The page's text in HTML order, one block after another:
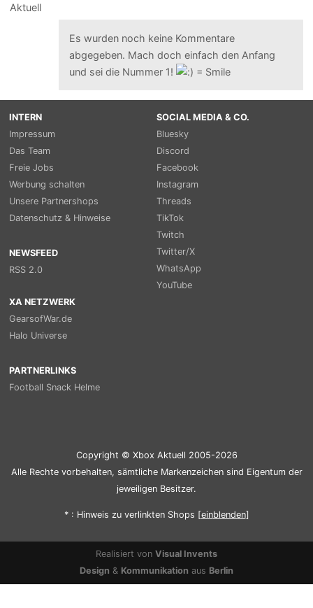
Es wurden noch keine Kommentare
abgegeben. Mach doch einfach den Anfang
und sei die Nummer 1!
INTERN
Impressum
Das Team
Freie Jobs
Werbung schalten
Unsere Partnershops
Datenschutz & Hinweise
NEWSFEED
RSS 2.0
SOCIAL MEDIA & CO.
Bluesky
Discord
Facebook
Instagram
Threads
TikTok
Twitch
Twitter/X
WhatsApp
YouTube
XA NETZWERK
GearsofWar.de
Halo Universe
PARTNERLINKS
Football Snack Helme
Copyright © Xbox Aktuell 2005-2026
Alle Rechte vorbehalten, sämtliche Markenzeichen sind Eigentum der
jeweiligen Besitzer.
* : Hinweis zu verlinkten Shops [einblenden]
Realisiert von Visual Invents
Design & Kommunikation aus Berlin